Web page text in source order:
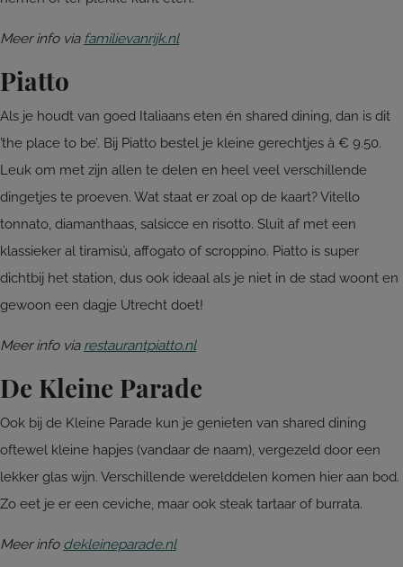
Meer info via familievanrijk.nl
Piatto
Als je houdt van goed Italiaans eten én shared dining, dan is dit
’the place to be’. Bij Piatto bestel je kleine gerechtjes à € 9.50.
Leuk om met zijn allen te delen en heel veel verschillende
dingetjes te proeven. Wat staat er zoal op de kaart? Vitello
tonnato, diamanthaas, salsicce en risotto. Sluit af met een
klassieker al tiramisú, affogato of scroppino. Piatto is super
dichtbij het station, dus ook ideaal als je niet in de stad woont en
gewoon een dagje Utrecht doet!
Meer info via restaurantpiatto.nl
De Kleine Parade
Ook bij de Kleine Parade kun je genieten van shared dining
oftewel kleine hapjes (vandaar de naam), vergezeld door een
lekker glas wijn. Verschillende werelddelen komen hier aan bod.
Zo eet je er een ceviche, maar ook steak tartaar of burrata.
Meer info dekleineparade.nl